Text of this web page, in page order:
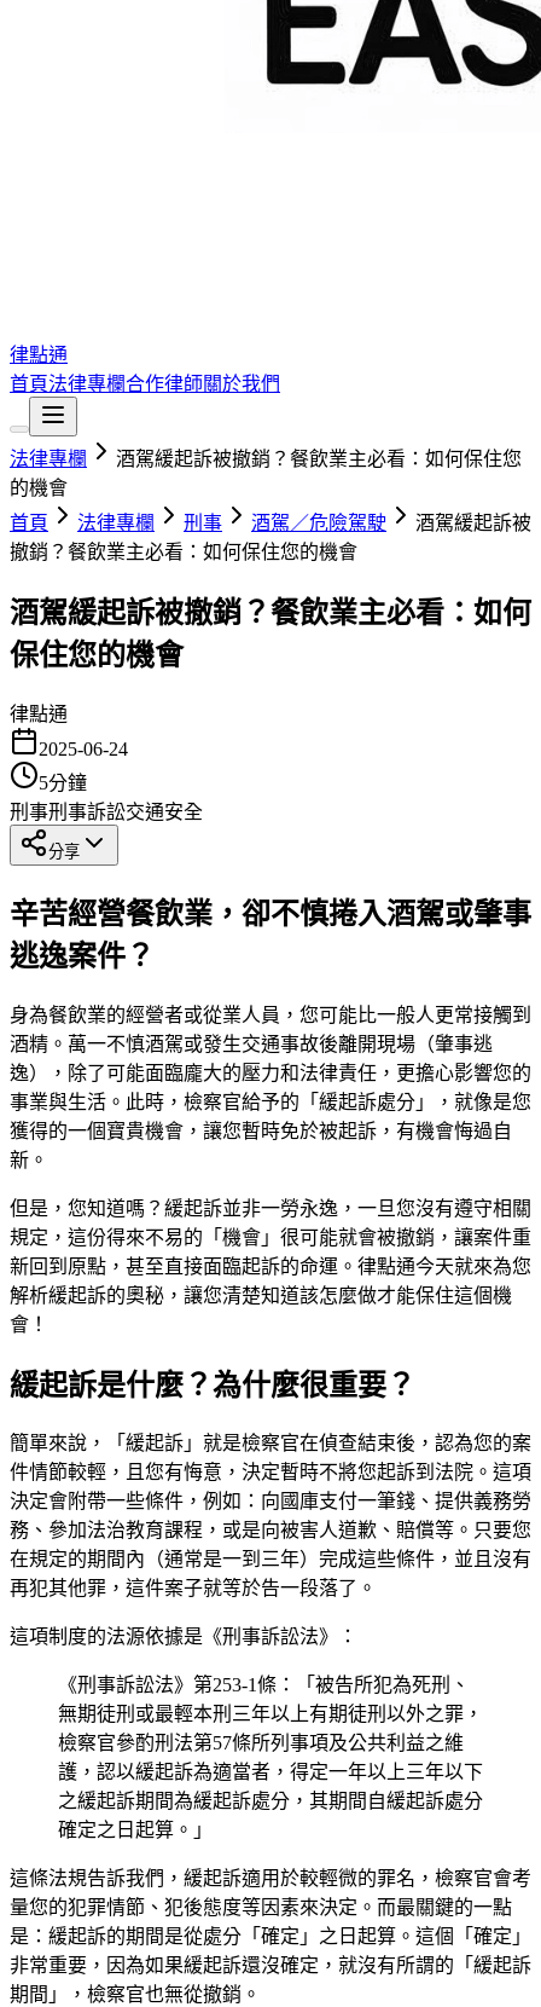
律點通
首頁法律專欄合作律師關於我們
法律專欄
酒駕緩起訴被撤銷？餐飲業主必看：如何保住您
的機會
首頁
法律專欄 刑事 酒駕／危險駕駛
酒駕緩起訴被
撤銷？餐飲業主必看：如何保住您的機會
酒駕緩起訴被撤銷？餐飲業主必看：如何
保住您的機會
律點通
2025-06-24
5分鐘
刑事刑事訴訟交通安全
分享
辛苦經營餐飲業，卻不慎捲入酒駕或肇事
逃逸案件？
身為餐飲業的經營者或從業人員，您可能比一般人更常接觸到
酒精。萬一不慎酒駕或發生交通事故後離開現場（肇事逃
逸），除了可能面臨龐大的壓力和法律責任，更擔心影響您的
事業與生活。此時，檢察官給予的「緩起訴處分」，就像是您
獲得的一個寶貴機會，讓您暫時免於被起訴，有機會悔過自
新。
但是，您知道嗎？緩起訴並非一勞永逸，一旦您沒有遵守相關
規定，這份得來不易的「機會」很可能就會被撤銷，讓案件重
新回到原點，甚至直接面臨起訴的命運。律點通今天就來為您
解析緩起訴的奧秘，讓您清楚知道該怎麼做才能保住這個機
會！
緩起訴是什麼？為什麼很重要？
簡單來說，「緩起訴」就是檢察官在偵查結束後，認為您的案
件情節較輕，且您有悔意，決定暫時不將您起訴到法院。這項
決定會附帶一些條件，例如：向國庫支付一筆錢、提供義務勞
務、參加法治教育課程，或是向被害人道歉、賠償等。只要您
在規定的期間內（通常是一到三年）完成這些條件，並且沒有
再犯其他罪，這件案子就等於告一段落了。
這項制度的法源依據是《刑事訴訟法》：
《刑事訴訟法》第253-1條：「被告所犯為死刑、
無期徒刑或最輕本刑三年以上有期徒刑以外之罪，
檢察官參酌刑法第57條所列事項及公共利益之維
護，認以緩起訴為適當者，得定一年以上三年以下
之緩起訴期間為緩起訴處分，其期間自緩起訴處分
確定之日起算。」
這條法規告訴我們，緩起訴適用於較輕微的罪名，檢察官會考
量您的犯罪情節、犯後態度等因素來決定。而最關鍵的一點
是：緩起訴的期間是從處分「確定」之日起算。這個「確定」
非常重要，因為如果緩起訴還沒確定，就沒有所謂的「緩起訴
期間」，檢察官也無從撤銷。